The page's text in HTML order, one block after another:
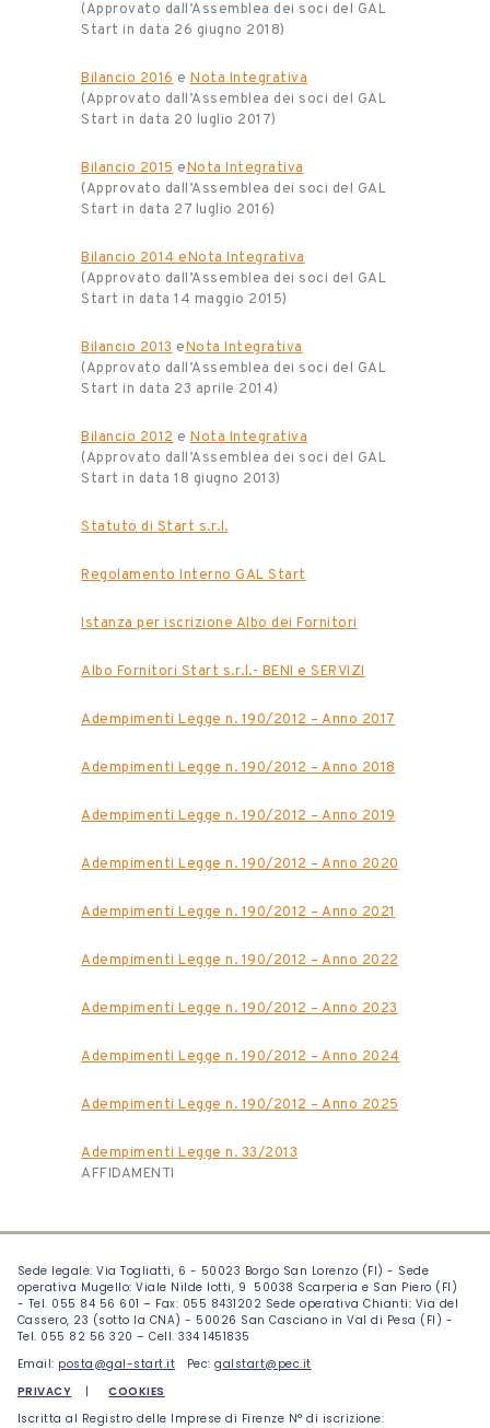
(Approvato dall’Assemblea dei soci del GAL
Start in data 26 giugno 2018)
Bilancio 2016 e Nota Integrativa
(Approvato dall’Assemblea dei soci del GAL
Start in data 20 luglio 2017)
Bilancio 2015 eNota Integrativa
(Approvato dall’Assemblea dei soci del GAL
Start in data 27 luglio 2016)
Bilancio 2014 eNota Integrativa
(Approvato dall’Assemblea dei soci del GAL
Start in data 14 maggio 2015)
Bilancio 2013 eNota Integrativa
(Approvato dall’Assemblea dei soci del GAL
Start in data 23 aprile 2014)
Bilancio 2012 e Nota Integrativa
(Approvato dall’Assemblea dei soci del GAL
Start in data 18 giugno 2013)
Statuto di Start s.r.l.
Regolamento Interno GAL Start
Istanza per iscrizione Albo dei Fornitori
Albo Fornitori Start s.r.l.- BENI e SERVIZI
Adempimenti Legge n. 190/2012 – Anno 2017
Adempimenti Legge n. 190/2012 – Anno 2018
Adempimenti Legge n. 190/2012 – Anno 2019
Adempimenti Legge n. 190/2012 – Anno 2020
Adempimenti Legge n. 190/2012 – Anno 2021
Adempimenti Legge n. 190/2012 – Anno 2022
Adempimenti Legge n. 190/2012 – Anno 2023
Adempimenti Legge n. 190/2012 – Anno 2024
Adempimenti Legge n. 190/2012 – Anno 2025
Adempimenti Legge n. 33/2013
AFFIDAMENTI
Sede legale: Via Togliatti, 6 - 50023 Borgo San Lorenzo (FI) - Sede
operativa Mugello: Viale Nilde Iotti, 9 50038 Scarperia e San Piero (FI)
- Tel. 055 84 56 601 – Fax: 055 8431202 Sede operativa Chianti: Via del
Cassero, 23 (sotto la CNA) - 50026 San Casciano in Val di Pesa (FI) -
Tel. 055 82 56 320 – Cell. 334 1451835
Email: posta@gal-start.it Pec:galstart@pec.it
PRIVACY
|COOKIES
Iscritta al Registro delle Imprese di Firenze N° di iscrizione: